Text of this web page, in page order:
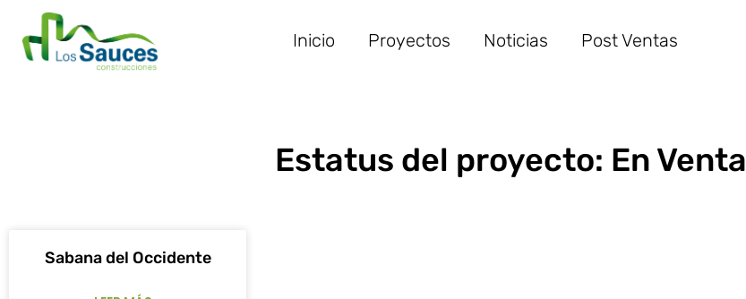
Inicio Proyectos Noticias Post Ventas
Estatus del proyecto: En Venta
Sabana del Occidente